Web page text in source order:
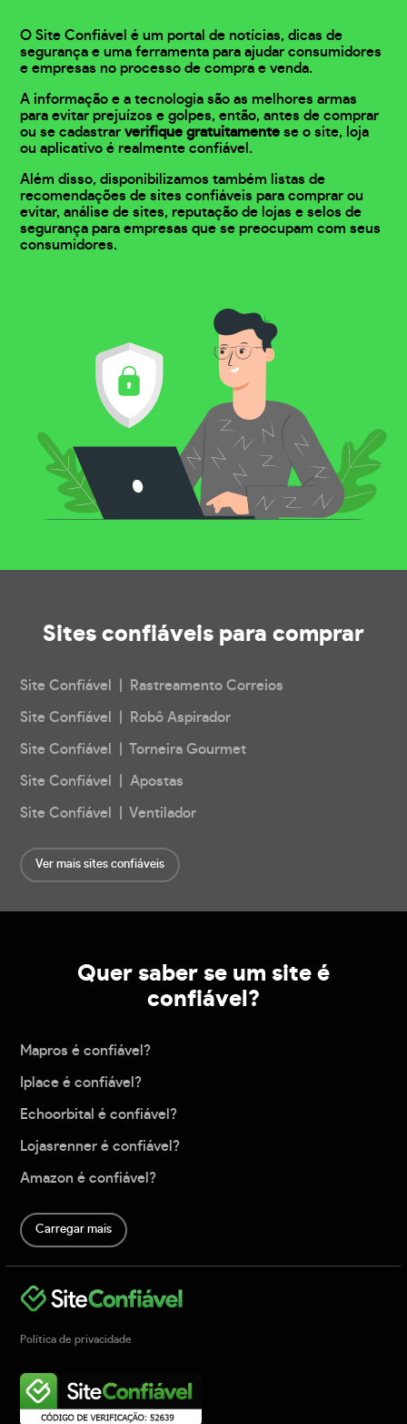
O Site Confiável é um portal de notícias, dicas de
segurança e uma ferramenta para ajudar consumidores
e empresas no processo de compra e venda.
A informação e a tecnologia são as melhores armas
para evitar prejuízos e golpes, então, antes de comprar
ou se cadastrarverifique gratuitamente se o site, loja
ou aplicativo é realmente confiável.
Além disso, disponibilizamos também listas de
recomendações de sites confiáveis para comprar ou
evitar, análise de sites, reputação de lojas e selos de
segurança para empresas que se preocupam com seus
consumidores.
Sites confiáveis para comprar
Site Confiável | Rastreamento Correios
Site Confiável | Robô Aspirador
Site Confiável | Torneira Gourmet
Site Confiável | Apostas
Site Confiável | Ventilador
Ver mais sites confiáveis
Quer saber se um site é
confiável?
Mapros é confiável?
Iplace é confiável?
Echoorbital é confiável?
Lojasrenner é confiável?
Amazon é confiável?
Carregar mais
Política de privacidade